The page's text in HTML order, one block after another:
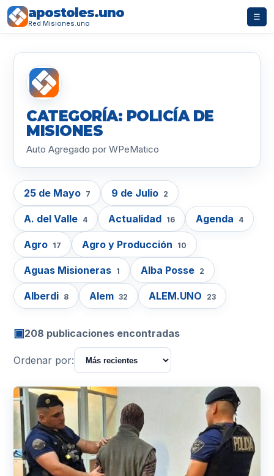
apostoles.uno
Red Misiones.uno
☰
CATEGORÍA: POLICÍA DE
MISIONES
Auto Agregado por WPeMatico
25 de Mayo 7 9 de Julio 2
A. del Valle 4 Actualidad 16 Agenda 4
Agro 17 Agro y Producción 10
Aguas Misioneras 1 Alba Posse 2
Alberdi 8 Alem 32 ALEM.UNO 23
▣208 publicaciones encontradas
Ordenar por: